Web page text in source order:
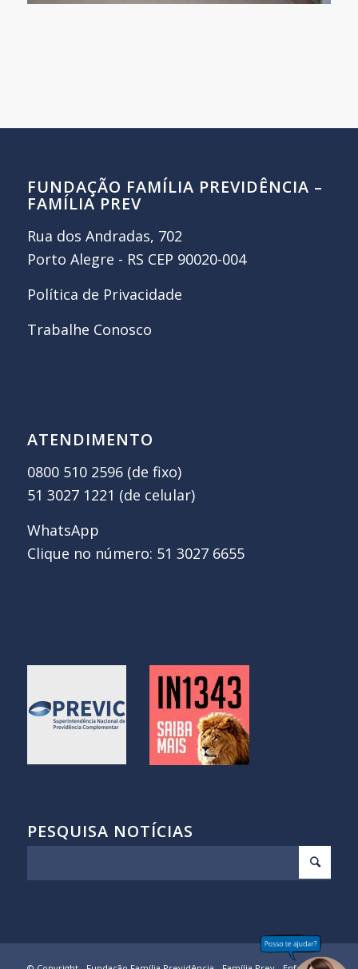
FUNDAÇÃO FAMÍLIA PREVIDÊNCIA –
FAMÍLIA PREV
Rua dos Andradas, 702
Porto Alegre - RS CEP 90020-004
Política de Privacidade
Trabalhe Conosco
ATENDIMENTO
0800 510 2596 (de fixo)
51 3027 1221 (de celular)
WhatsApp
Clique no número: 51 3027 6655
PESQUISA NOTÍCIAS